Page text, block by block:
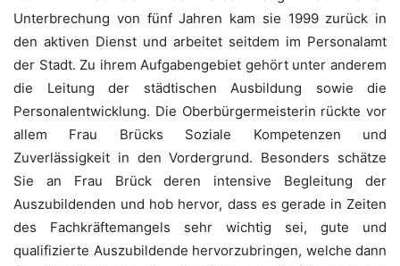
Unterbrechung von fünf Jahren kam sie 1999 zurück in
den aktiven Dienst und arbeitet seitdem im Personalamt
der Stadt. Zu ihrem Aufgabengebiet gehört unter anderem
die Leitung der städtischen Ausbildung sowie die
Personalentwicklung. Die Oberbürgermeisterin rückte vor
allem Frau Brücks Soziale Kompetenzen und
Zuverlässigkeit in den Vordergrund. Besonders schätze
Sie an Frau Brück deren intensive Begleitung der
Auszubildenden und hob hervor, dass es gerade in Zeiten
des Fachkräftemangels sehr wichtig sei, gute und
qualifizierte Auszubildende hervorzubringen, welche dann